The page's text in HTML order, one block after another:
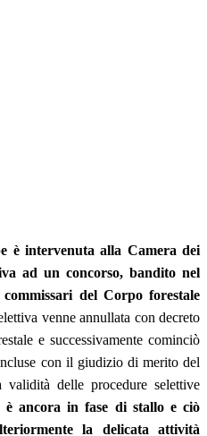
è intervenuta alla Camera dei
ad un concorso, bandito nel
del Corpo forestale
venne annullata con decreto
e successivamente cominciò
con il giudizio di merito del
delle procedure selettive
è ancora in fase di stallo e ciò
la delicata attività